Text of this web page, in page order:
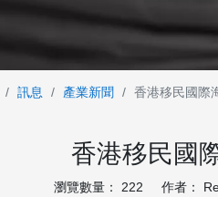
/ 訊息 / 產業新聞 / 香港移民國際
香港移民國
瀏覽數量： 222 作者：